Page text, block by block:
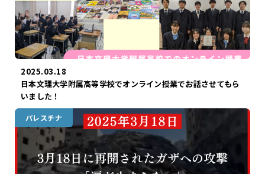
2025.03.18
日本文理大学附属高等学校でオンライン授業でお話させてもら
いました！
パレスチナ